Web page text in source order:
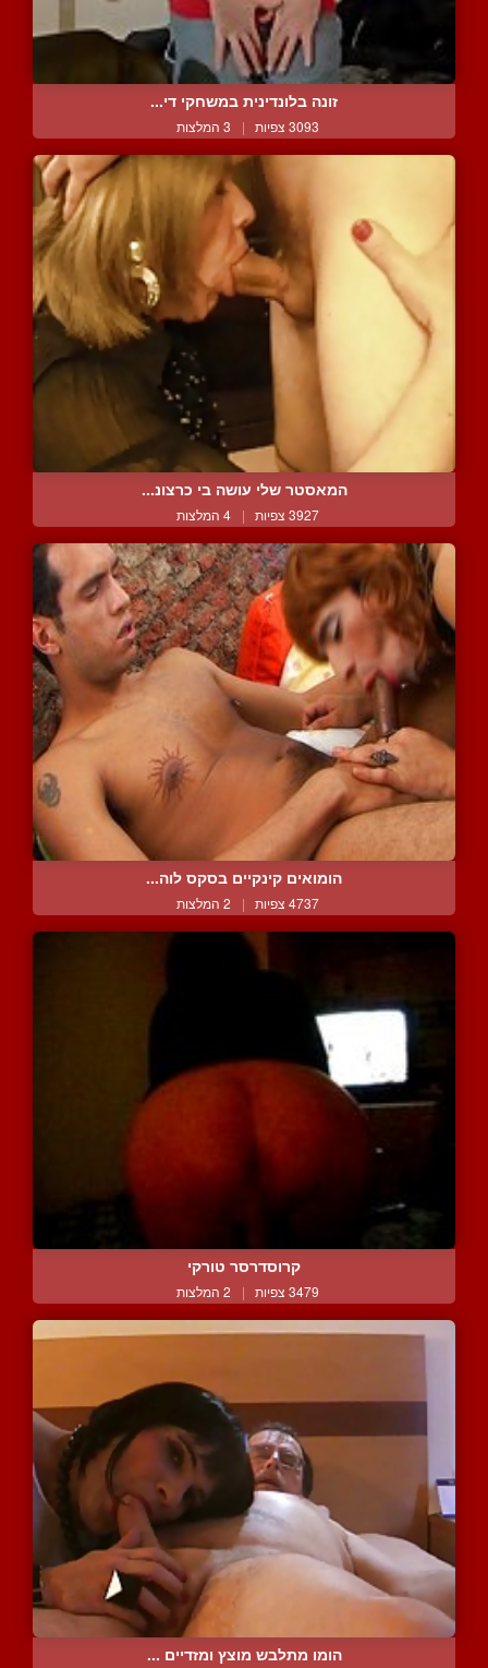
זונה בלונדינית במשחקי די...
3093 צפיות | 3 המלצות
המאסטר שלי עושה בי כרצונ...
3927 צפיות | 4 המלצות
הומואים קינקיים בסקס לוה...
4737 צפיות | 2 המלצות
קרוסדרסר טורקי
3479 צפיות | 2 המלצות
הומו מתלבש מוצץ ומזדיים ...